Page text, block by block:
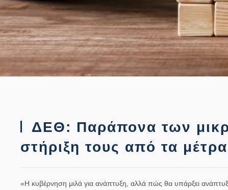
ΔΕΘ: Παράπονα των
στήριξη τους από τα
«Η κυβέρνηση μιλά για ανάπτυξη, αλλά πώς θα υπάρξει